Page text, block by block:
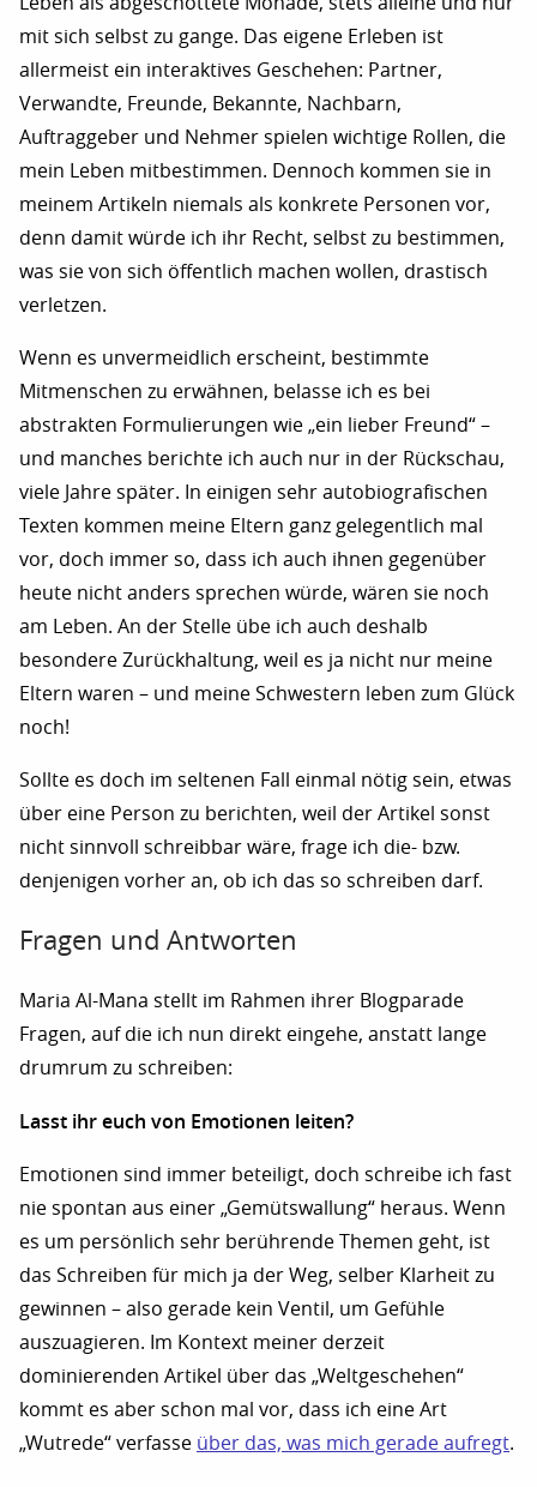
mit sich selbst zu gange. Das eigene Erleben ist
allermeist ein interaktives Geschehen: Partner,
Verwandte, Freunde, Bekannte, Nachbarn,
Auftraggeber und Nehmer spielen wichtige Rollen, die
mein Leben mitbestimmen. Dennoch kommen sie in
meinem Artikeln niemals als konkrete Personen vor,
denn damit würde ich ihr Recht, selbst zu bestimmen,
was sie von sich öffentlich machen wollen, drastisch
verletzen.
Wenn es unvermeidlich erscheint, bestimmte
Mitmenschen zu erwähnen, belasse ich es bei
abstrakten Formulierungen wie „ein lieber Freund“ –
und manches berichte ich auch nur in der Rückschau,
viele Jahre später. In einigen sehr autobiografischen
Texten kommen meine Eltern ganz gelegentlich mal
vor, doch immer so, dass ich auch ihnen gegenüber
heute nicht anders sprechen würde, wären sie noch
am Leben. An der Stelle übe ich auch deshalb
besondere Zurückhaltung, weil es ja nicht nur meine
Eltern waren – und meine Schwestern leben zum Glück
noch!
Sollte es doch im seltenen Fall einmal nötig sein, etwas
über eine Person zu berichten, weil der Artikel sonst
nicht sinnvoll schreibbar wäre, frage ich die- bzw.
denjenigen vorher an, ob ich das so schreiben darf.
Fragen und Antworten
Maria Al-Mana stellt im Rahmen ihrer Blogparade
Fragen, auf die ich nun direkt eingehe, anstatt lange
drumrum zu schreiben:
Lasst ihr euch von Emotionen leiten?
Emotionen sind immer beteiligt, doch schreibe ich fast
nie spontan aus einer „Gemütswallung“ heraus. Wenn
es um persönlich sehr berührende Themen geht, ist
das Schreiben für mich ja der Weg, selber Klarheit zu
gewinnen – also gerade kein Ventil, um Gefühle
auszuagieren. Im Kontext meiner derzeit
dominierenden Artikel über das „Weltgeschehen“
kommt es aber schon mal vor, dass ich eine Art
„Wutrede“ verfasse über das, was mich gerade aufregt.